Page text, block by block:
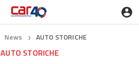
News ❯ AUTO STORICHE
AUTO STORICHE